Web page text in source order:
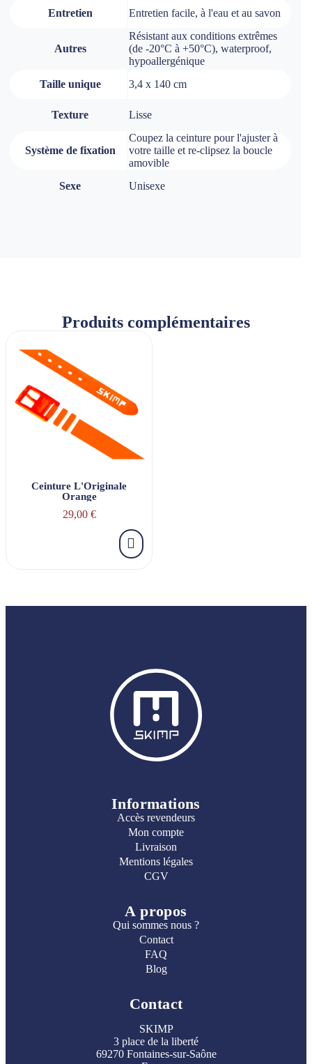
Entretien Entretien facile, à l'eau et au savon
Autres
Résistant aux conditions extrêmes
(de -20°C à +50°C), waterproof,
hypoallergénique
Taille unique
3,4 x 140 cm
Texture Lisse
Système de fixation
Coupez la ceinture pour l'ajuster à
votre taille et re-clipsez la boucle
amovible
Sexe
Unisexe
Produits complémentaires
Ceinture L'Originale
Orange
29,00 €
Informations
Accès revendeurs
Mon compte
Livraison
Mentions légales
CGV
A propos
Qui sommes nous ?
Contact
FAQ
Blog
Contact
SKIMP
3 place de la liberté
69270 Fontaines-sur-Saône